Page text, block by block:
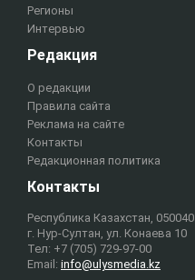
Регионы
Интервью
Редакция
О редакции
Правила сайта
Реклама на сайте
Контакты
Редакционная политика
Контакты
Республика Казахстан, 050040
г. Нур-Султан, ул. Конаева 10
Тел: +7 (705) 729-97-00
Email: info@ulysmedia.kz